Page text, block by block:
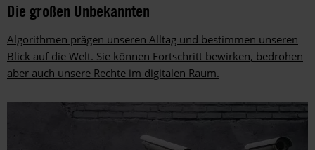
Die großen Unbekannten
Algorithmen prägen unseren Alltag und bestimmen unseren
Blick auf die Welt. Sie können Fortschritt bewirken, bedrohen
aber auch unsere Rechte im digitalen Raum.